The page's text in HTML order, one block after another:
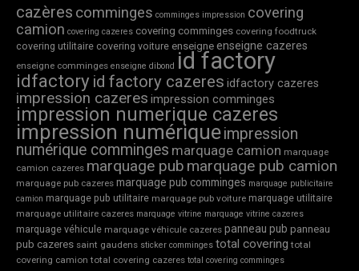
cazères comminges comminges impression covering
camion covering cazeres covering comminges covering foodtruck
covering utilitaire covering voiture enseigne enseigne cazeres
enseigne comminges enseigne dibond id factory
idfactory id factory cazeres idfactory cazeres
impression cazeres impression comminges
impression numerique cazeres
impression numériqueimpression
numérique comminges marquage camion marquage
camion cazeres marquage pub marquage pub camion
marquage pub cazeres marquage pub comminges marquage publicitaire
camion marquage pub utilitaire marquage pub voiture marquage utilitaire
marquage utilitaire cazeres marquage vitrine marquage vitrine cazeres
marquage véhicule marquage véhicule cazeres panneau pub panneau
pub cazeres saint gaudens sticker comminges total covering total
covering camion total covering cazeres total covering comminges